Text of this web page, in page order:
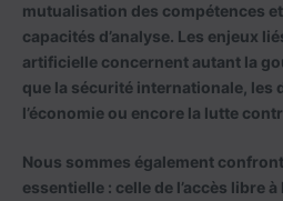
mutualisation des compétences
capacités d’analyse. Les enjeux
artificielle concernent autant la
que la sécurité internationale, les
l’économie ou encore la lutte
Nous sommes également
essentielle : celle de l’accès libre